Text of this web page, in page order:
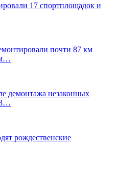
17 спортплощадок и
почти 87 км
демонтажа незаконных
рождественские